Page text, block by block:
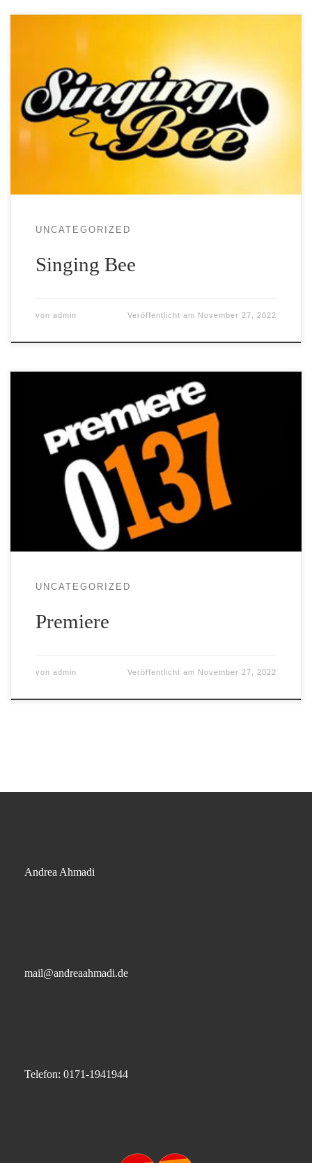
UNCATEGORIZED
Singing Bee
von admin Veröffentlicht am November 27, 2022
0137 Assistentin Chefredakteur und Executive Producer
PREMIERE
UNCATEGORIZED
Premiere
von admin Veröffentlicht am November 27, 2022
Andrea Ahmadi
mail@andreaahmadi.de
Telefon: 0171-1941944